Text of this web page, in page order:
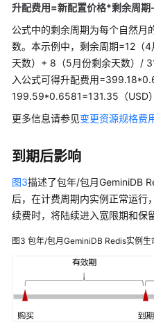
考
频
帮
助
更
文
档
通
用
参
责
任
共
升配费用=新配置价格*剩余周
公式中的剩余周期为每个自然月
数。本示例中，剩余周期=12（
天数）+ 8（5月份剩余天数）/
入公式可得升配费用
199.59*0.6581=131.35（USD）
更多信息请参见变更资源规格费
到期后影响
图3描述了包年/包月GeminiDB
后，在计费周期内实例正常运行
续费时，将陆续进入宽限期和保
图3 包年/包月 GeminiDB Redis实例生